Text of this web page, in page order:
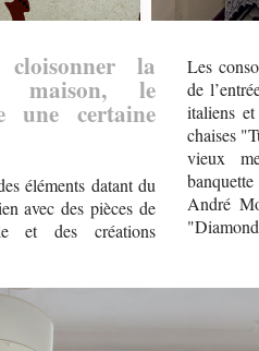
la
maison, le
une certaine
éléments datant du
avec des pièces de
et des créations
Les
de
italiens
chaises
vieux
André